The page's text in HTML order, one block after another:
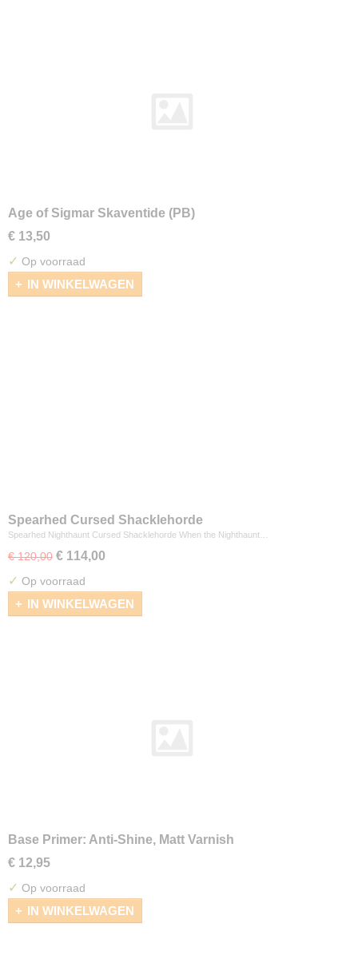
Age of Sigmar Skaventide (PB)
€ 13,50
✓ Op voorraad
IN WINKELWAGEN
Spearhed Cursed Shacklehorde
Spearhed Nighthaunt Cursed Shacklehorde When the Nighthaunt…
€ 120,00 € 114,00
✓ Op voorraad
IN WINKELWAGEN
Base Primer: Anti-Shine, Matt Varnish
€ 12,95
✓ Op voorraad
IN WINKELWAGEN